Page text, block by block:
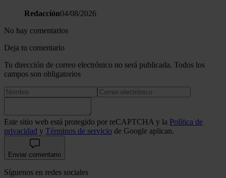
Redacción04/08/2026
No hay comentarios
Deja tu comentario
Tu dirección de correo electrónico no será publicada. Todos los
campos son obligatorios
Este sitio web está protegido por reCAPTCHA y la Política de
privacidad y Términos de servicio de Google aplican.
Enviar comentario
Síguenos en redes sociales